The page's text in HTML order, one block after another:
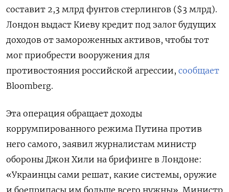
составит 2,3 млрд фунтов стерлингов ($3 млрд).
Лондон выдаст Киеву кредит под залог будущих
доходов от замороженных активов, чтобы тот
мог приобрести вооружения для
противостояния российской агрессии, сообщает
Bloomberg.
Эта операция обращает доходы
коррумпированного режима Путина против
него самого, заявил журналистам министр
обороны Джон Хили на брифинге в Лондоне:
«Украинцы сами решат, какие системы, оружие